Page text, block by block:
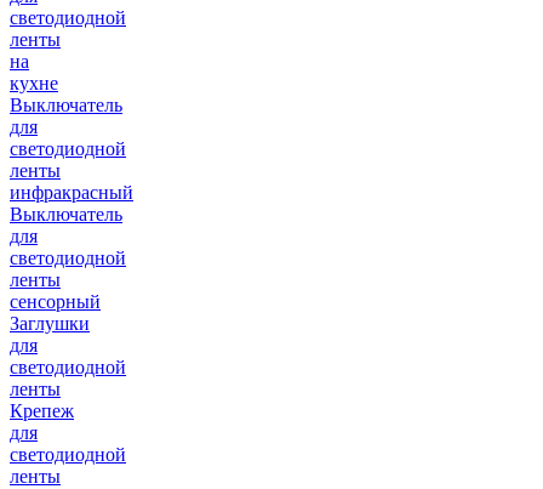
светодиодной
ленты
на
кухне
Выключатель
для
светодиодной
ленты
инфракрасный
Выключатель
для
светодиодной
ленты
сенсорный
Заглушки
для
светодиодной
ленты
Крепеж
для
светодиодной
ленты